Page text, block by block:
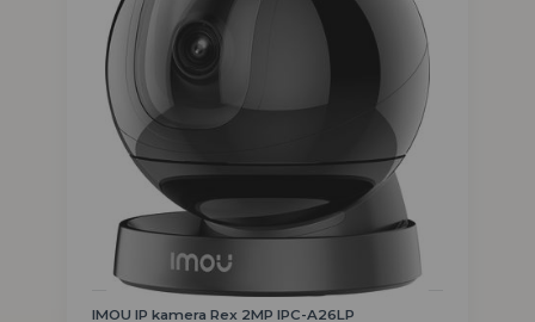
IMOU IP kamera Rex 2MP IPC-A26LP